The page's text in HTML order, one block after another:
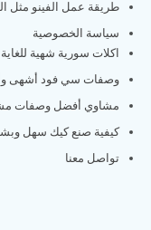
طريقة عمل الفينو مثل
سياسة الخصوصية
اكلات سورية شهية
وصفات سي فود أشهى
مشاوي أفضل وصفات
كيفية صنع كيك سهل
تواصل معنا